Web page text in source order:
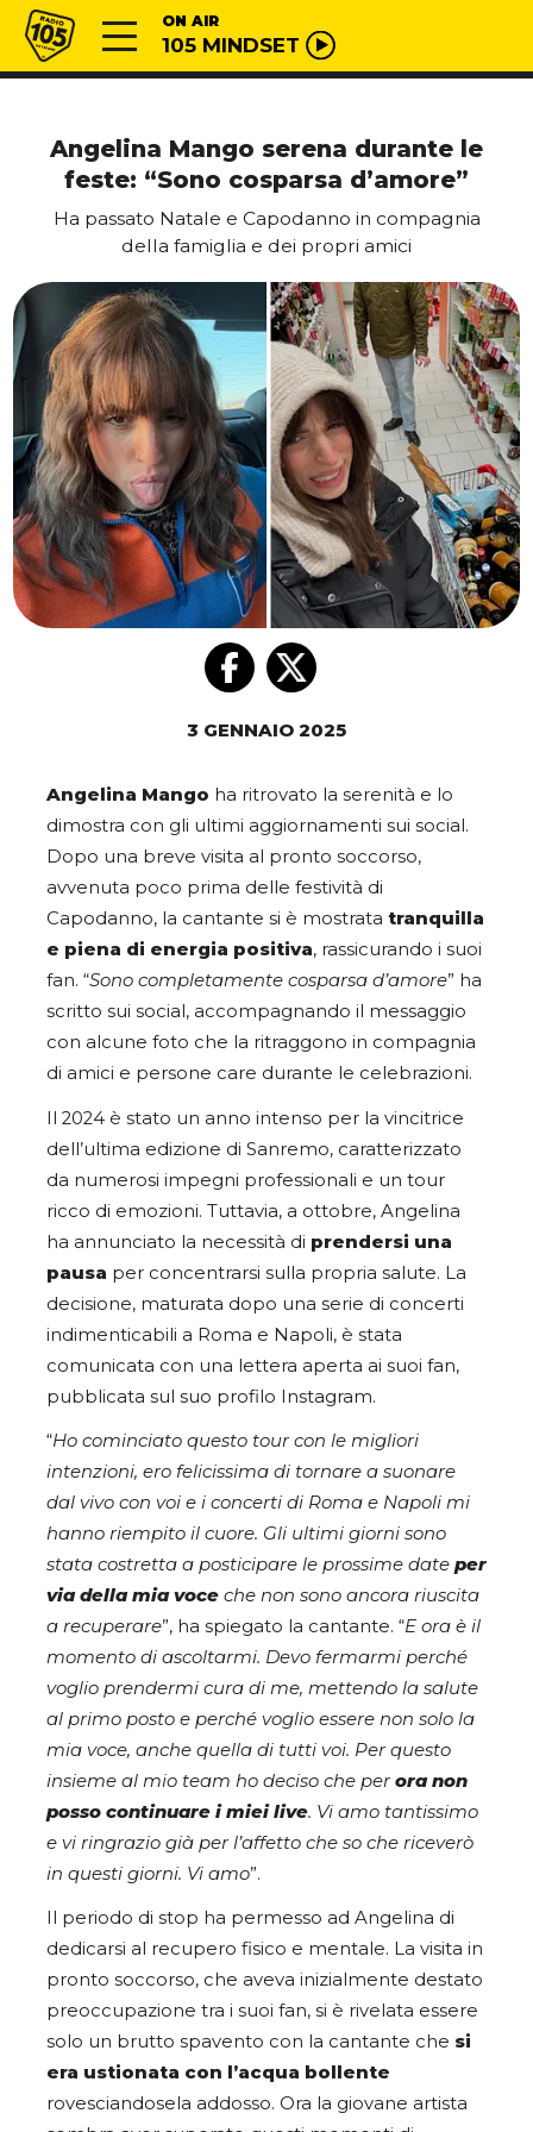
Vai al contenuto
Radio 105 ON AIR
105 MINDSET
Angelina Mango serena durante le
feste: “Sono cosparsa d’amore”
Ha passato Natale e Capodanno in compagnia
della famiglia e dei propri amici
3 GENNAIO 2025
Angelina Mango ha ritrovato la serenità e lo
dimostra con gli ultimi aggiornamenti sui social.
Dopo una breve visita al pronto soccorso,
avvenuta poco prima delle festività di
Capodanno, la cantante si è mostrata tranquilla
e piena di energia positiva, rassicurando i suoi
fan. “Sono completamente cosparsa d’amore” ha
scritto sui social, accompagnando il messaggio
con alcune foto che la ritraggono in compagnia
di amici e persone care durante le celebrazioni.
Il 2024 è stato un anno intenso per la vincitrice
dell’ultima edizione di Sanremo, caratterizzato
da numerosi impegni professionali e un tour
ricco di emozioni. Tuttavia, a ottobre, Angelina
ha annunciato la necessità di prendersi una
pausa per concentrarsi sulla propria salute. La
decisione, maturata dopo una serie di concerti
indimenticabili a Roma e Napoli, è stata
comunicata con una lettera aperta ai suoi fan,
pubblicata sul suo profilo Instagram.
“Ho cominciato questo tour con le migliori
intenzioni, ero felicissima di tornare a suonare
dal vivo con voi e i concerti di Roma e Napoli mi
hanno riempito il cuore. Gli ultimi giorni sono
stata costretta a posticipare le prossime date per
via della mia voce che non sono ancora riuscita
a recuperare”, ha spiegato la cantante. “E ora è il
momento di ascoltarmi. Devo fermarmi perché
voglio prendermi cura di me, mettendo la salute
al primo posto e perché voglio essere non solo la
mia voce, anche quella di tutti voi. Per questo
insieme al mio team ho deciso che perora non
posso continuare i miei live. Vi amo tantissimo
e vi ringrazio già per l’affetto che so che riceverò
in questi giorni. Vi amo”.
Il periodo di stop ha permesso ad Angelina di
dedicarsi al recupero fisico e mentale. La visita in
pronto soccorso, che aveva inizialmente destato
preoccupazione tra i suoi fan, si è rivelata essere
solo un brutto spavento con la cantante che si
era ustionata con l’acqua bollente
rovesciandosela addosso. Ora la giovane artista